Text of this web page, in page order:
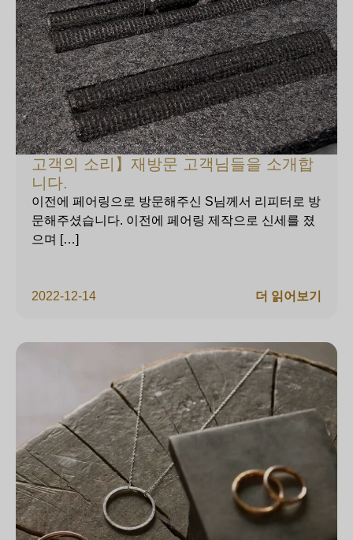
고객의 소리】재방문 고객님들을 소개합
니다.
2022-12-14
이전에 페어링으로 방문해주신 S님께서 리피터로 방
문해주셨습니다. 이전에 페어링 제작으로 신세를 졌
으며 […]
더 읽어보기